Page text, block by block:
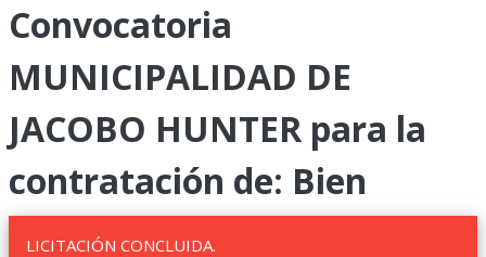
Convocatoria
MUNICIPALIDAD DE
JACOBO HUNTER para la
contratación de: Bien
LICITACIÓN CONCLUIDA.